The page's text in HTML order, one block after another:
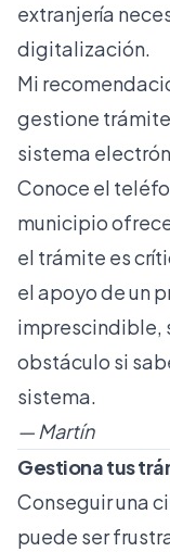
extranjería
digitalización.
Mi
gestione
sistema
Conoce el
municipio
el trámite es
el apoyo de un
imprescindible,
obstáculo si
sistema.
— Martín
Gestiona tus
Conseguir una
puede ser